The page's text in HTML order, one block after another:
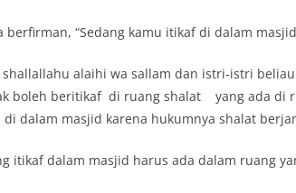
berfirman, “Sedang kamu itikaf di dalam
shallallahu alaihi wa sallam dan istri-istri
boleh beritikaf di ruang shalat yang ada di
di dalam masjid karena hukumnya shalat
itikaf dalam masjid harus ada dalam ruang